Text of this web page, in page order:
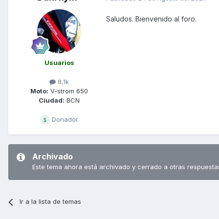
Usuarios
8,1k
Moto: V-strom 650
Ciudad: BCN
Donador
Saludos. Bienvenido al foro.
Archivado
Este tema ahora está archivado y cerrado a otras
Ir a la lista de temas